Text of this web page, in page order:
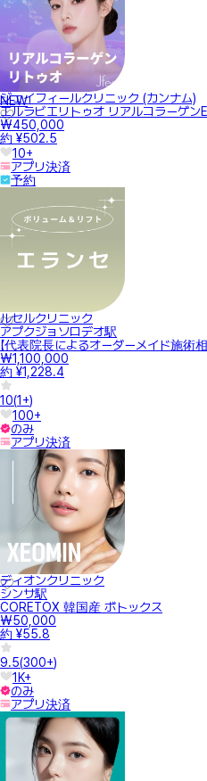
NEW
ジェイフィールクリニック (カンナム)
エルラビエリトゥオ リアルコラーゲン
₩450,000
約 ¥502.5
10+
アプリ決済
予約
ルセルクリニック
アプクジョソロデオ駅
【代表院長によるオーダーメイド施術
₩1,100,000
約 ¥1,228.4
10(1+)
100+
のみ
アプリ決済
ディオンクリニック
シンサ駅
CORETOX 韓国産 ボトックス
₩50,000
約 ¥55.8
9.5(300+)
1K+
のみ
アプリ決済